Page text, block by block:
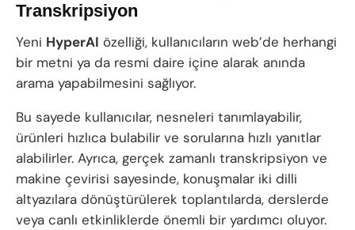
Transkripsiyon
Yeni HyperAI özelliği, kullanıcıların web’de herhangi
bir metni ya da resmi daire içine alarak anında
arama yapabilmesini sağlıyor.
Bu sayede kullanıcılar, nesneleri tanımlayabilir,
ürünleri hızlıca bulabilir ve sorularına hızlı yanıtlar
alabilirler. Ayrıca, gerçek zamanlı transkripsiyon ve
makine çevirisi sayesinde, konuşmalar iki dilli
altyazılara dönüştürülerek toplantılarda, derslerde
veya canlı etkinliklerde önemli bir yardımcı oluyor.